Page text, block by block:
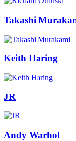
Takashi
Keith Haring
JR
Andy Warhol